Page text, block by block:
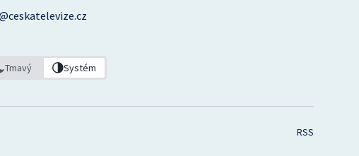
Tmavý Systém
RSS